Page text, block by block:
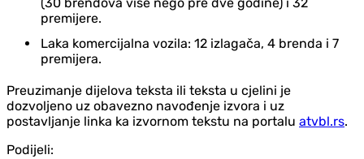
premijere.
Laka komercijalna vozila: 12 izlagača, 4 brenda i 7
premijera.
Preuzimanje dijelova teksta ili teksta u cjelini je
dozvoljeno uz obavezno navođenje izvora i uz
postavljanje linka ka izvornom tekstu na portalu atvbl.rs.
Podijeli: